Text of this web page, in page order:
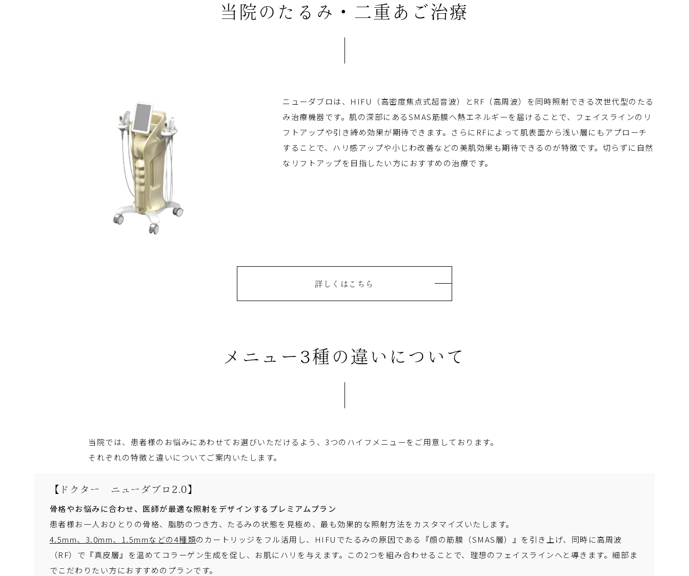
当院のたるみ・二重あご治療
ニューダブロは、HIFU（高密度焦点式超音波）とRF（高周波）を同時照射できる次世代型のたる
み治療機器です。肌の深部にあるSMAS筋膜へ熱エネルギーを届けることで、フェイスラインのリ
フトアップや引き締め効果が期待できます。さらにRFによって肌表面から浅い層にもアプローチ
することで、ハリ感アップや小じわ改善などの美肌効果も期待できるのが特徴です。切らずに自然
なリフトアップを目指したい方におすすめの治療です。
詳しくはこちら
メニュー3種の違いについて
当院では、患者様のお悩みにあわせてお選びいただけるよう、3つのハイフメニューをご用意しております。
それぞれの特徴と違いについてご案内いたします。
【ドクター ニューダブロ2.0】
骨格やお悩みに合わせ、医師が最適な照射をデザインするプレミアムプラン
患者様お一人おひとりの骨格、脂肪のつき方、たるみの状態を見極め、最も効果的な照射方法をカスタマイズいたします。
4.5mm、3.0mm、1.5mmなどの4種類のカートリッジをフル活用し、HIFUでたるみの原因である『顔の筋膜（SMAS層）』を引き上げ、同時に高周波
（RF）で『真皮層』を温めてコラーゲン生成を促し、お肌にハリを与えます。この2つを組み合わせることで、理想のフェイスラインへと導きます。細部ま
でこだわりたい方におすすめのプランです。